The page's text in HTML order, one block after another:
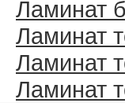
Ламинат
Ламинат
Ламинат
Ламинат